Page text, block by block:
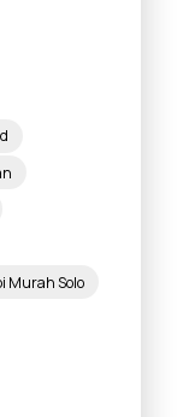
Murah Solo